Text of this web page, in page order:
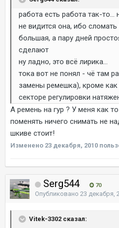
работа есть работа так-
не видится она, ибо
большая, а пару дней
сделают
ну ладно, это всё лирика...
тока вот не понял - чё там
замены ремешка), кроме как
секторе регулировки
А ремень на гур ? У меня как
поменять ничего снимать не
шкиве стоит!
Изменено 23 декабря, 2010
Serg544 70
Опубликовано 23 декабря,
Vitek-3302 сказал: